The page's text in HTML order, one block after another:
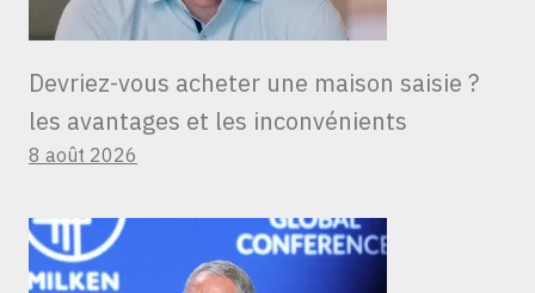
Devriez-vous acheter une maison saisie ?
les avantages et les inconvénients
8 août 2026